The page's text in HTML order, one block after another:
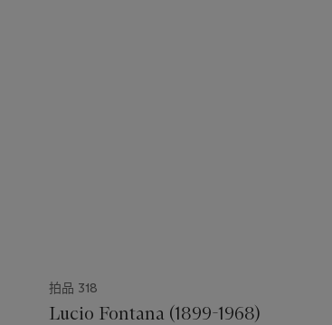
拍品 318
Lucio Fontana (1899-1968)